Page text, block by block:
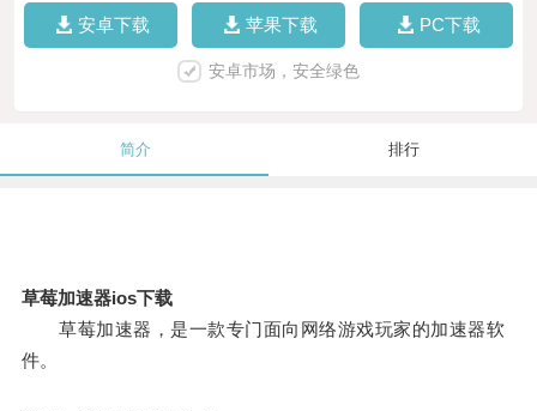
安卓下载 苹果下载 PC下载
安卓市场，安全绿色
简介 排行
草莓加速器ios下载
草莓加速器，是一款专门面向网络游戏玩家的加速器软
件。